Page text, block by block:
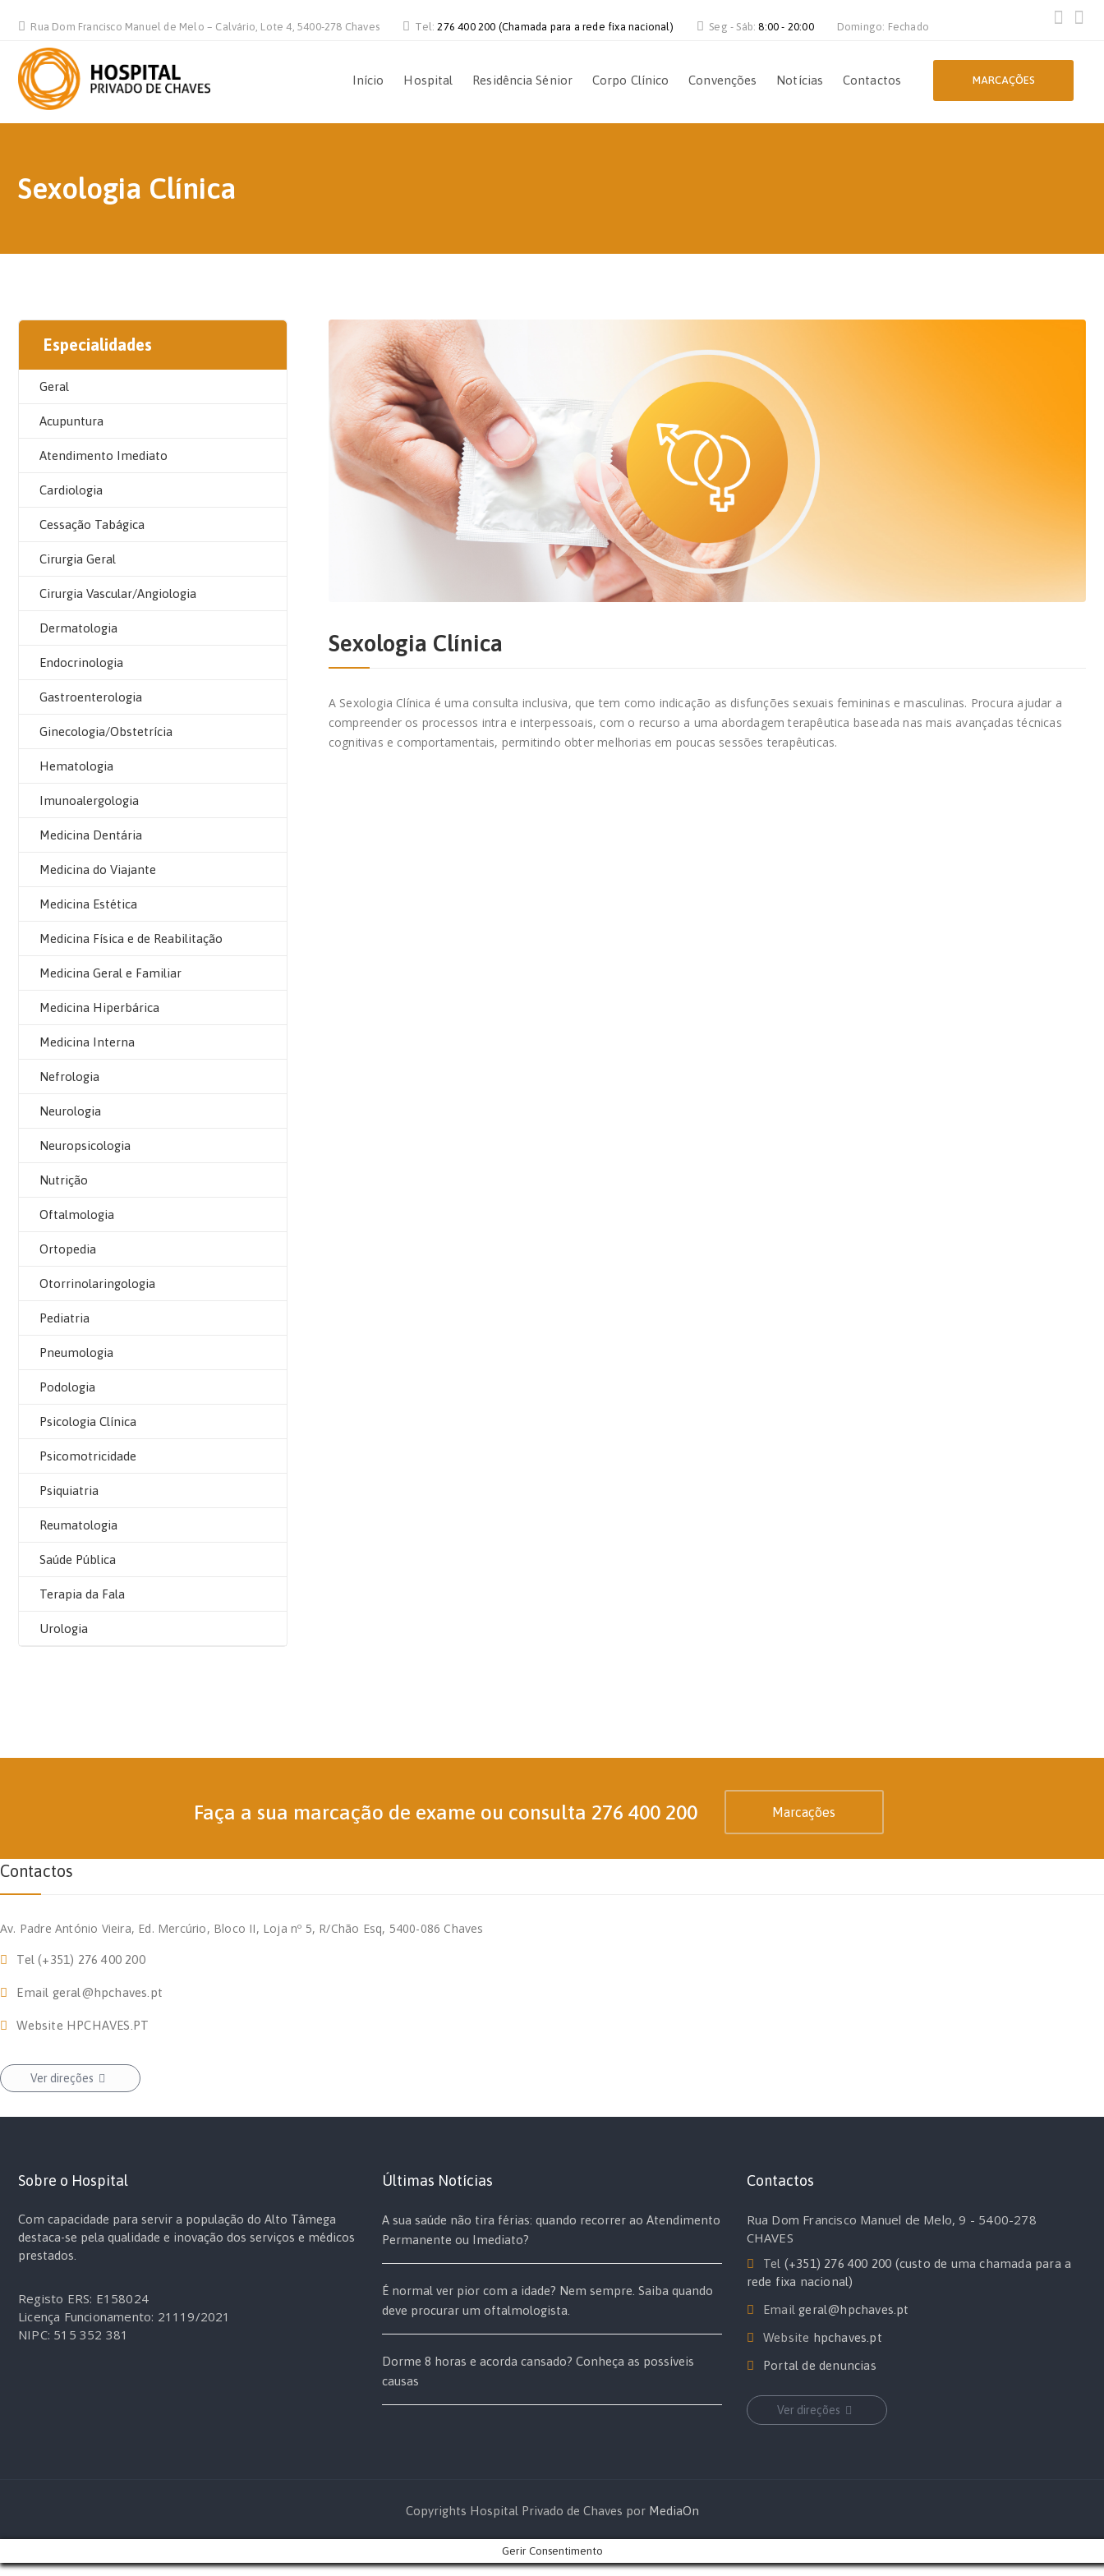
Rua Dom Francisco Manuel de Melo – Calvário, Lote 4, 5400-278 Chaves Tel:276 400 200 (Chamada para a rede fixa nacional) Seg - Sáb:8:00 - 20:00 Domingo: Fechado
Início Hospital Residência Sénior Corpo Clínico Convenções Notícias Contactos MARCAÇÕES
Sexologia Clínica
Especialidades
Geral
Acupuntura
Atendimento Imediato
Cardiologia
Cessação Tabágica
Cirurgia Geral
Cirurgia Vascular/Angiologia
Dermatologia
Endocrinologia
Gastroenterologia
Ginecologia/Obstetrícia
Hematologia
Imunoalergologia
Medicina Dentária
Medicina do Viajante
Medicina Estética
Medicina Física e de Reabilitação
Medicina Geral e Familiar
Medicina Hiperbárica
Medicina Interna
Nefrologia
Neurologia
Neuropsicologia
Nutrição
Oftalmologia
Ortopedia
Otorrinolaringologia
Pediatria
Pneumologia
Podologia
Psicologia Clínica
Psicomotricidade
Psiquiatria
Reumatologia
Saúde Pública
Terapia da Fala
Urologia
Sexologia Clínica
A Sexologia Clínica é uma consulta inclusiva, que tem como indicação as disfunções sexuais femininas e masculinas. Procura ajudar a
compreender os processos intra e interpessoais, com o recurso a uma abordagem terapêutica baseada nas mais avançadas técnicas
cognitivas e comportamentais, permitindo obter melhorias em poucas sessões terapêuticas.
Faça a sua marcação de exame ou consulta 276 400 200 Marcações
Contactos
Av. Padre António Vieira, Ed. Mercúrio, Bloco II, Loja nº 5, R/Chão Esq, 5400-086 Chaves
Tel(+351) 276 400 200
Email geral@hpchaves.pt
Website HPCHAVES.PT
Ver direções
Sobre o Hospital
Com capacidade para servir a população do Alto Tâmega
destaca-se pela qualidade e inovação dos serviços e médicos
prestados.
Registo ERS: E158024
Licença Funcionamento: 21119/2021
NIPC: 515 352 381
Últimas Notícias
A sua saúde não tira férias: quando recorrer ao Atendimento
Permanente ou Imediato?
É normal ver pior com a idade? Nem sempre. Saiba quando
deve procurar um oftalmologista.
Dorme 8 horas e acorda cansado? Conheça as possíveis
causas
Contactos
Rua Dom Francisco Manuel de Melo, 9 - 5400-278
CHAVES
Tel (+351) 276 400 200 (custo de uma chamada para a
rede fixa nacional)
Emailgeral@hpchaves.pt
Website hpchaves.pt
Portal de denuncias
Ver direções
Copyrights Hospital Privado de Chaves por MediaOn
Gerir Consentimento